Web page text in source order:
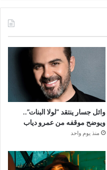
وائل جسار ينتقد “لولا البنات”..
ويوضح موقفه من عمرو دياب
منذ يوم واحد